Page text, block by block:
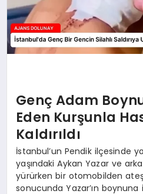
YAŞAM
Genç Adam
Eden Kurşunla
Kaldırıldı
İstanbul’un Pendik ilçesinde
yaşındaki Aykan Yazar ve
yürürken bir otomobilden ateş
sonucunda Yazar’ın